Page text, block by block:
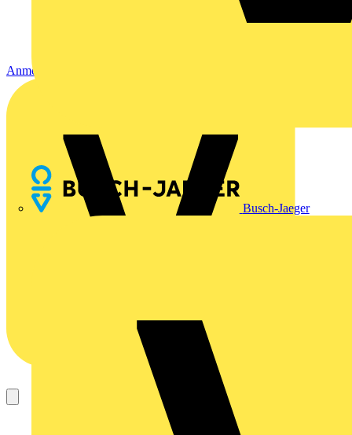
Busch-Jaeger
Anmelden